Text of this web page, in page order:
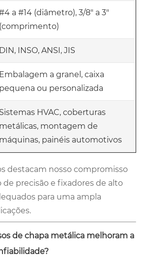
a #14 (diâmetro), 3/8" a 3"
(comprimento)
DIN, INSO, ANSI, JIS
Embalagem a granel, caixa
pequena ou personalizada
Sistemas HVAC, coberturas
metálicas, montagem de
máquinas, painéis automotivos
destacam nosso compromisso
de precisão e fixadores de alto
para uma ampla
de chapa metálica melhoram a